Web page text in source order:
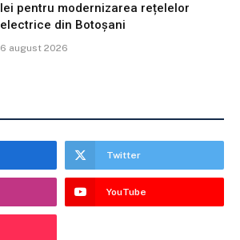
lei pentru modernizarea rețelelor
electrice din Botoșani
6 august 2026
Twitter
YouTube